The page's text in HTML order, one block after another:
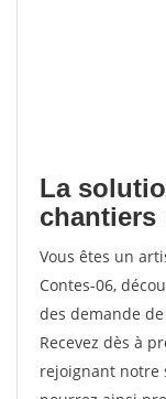
La
chantiers
Vous êtes un
Contes-06,
des demande
Recevez dès à
rejoignant notre